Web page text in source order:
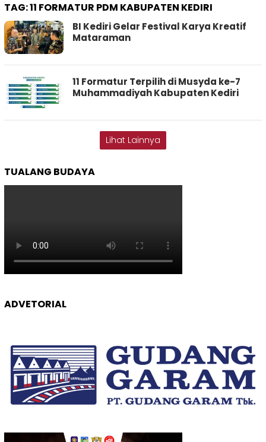
TAG:11 FORMATUR PDM KABUPATEN KEDIRI
BI Kediri Gelar Festival Karya Kreatif
Mataraman
11 Formatur Terpilih di Musyda ke-7
Muhammadiyah Kabupaten Kediri
Lihat Lainnya
TUALANG BUDAYA
ADVETORIAL